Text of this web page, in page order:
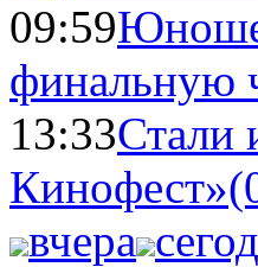
09:59
финальную
13:33Стали
Кинофест»
вчера